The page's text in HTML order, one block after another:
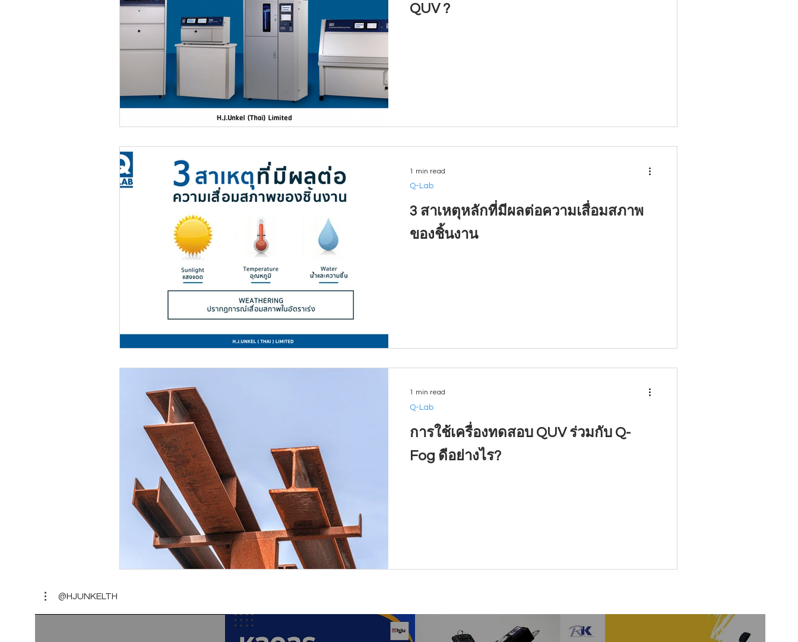
QUV ?
3 สาเหตุหลักที่มีผลต่อความเสื่อมสภาพ
ของชิ้นงาน
Q-Lab
1 min read
การใช้เครื่องทดสอบ QUV ร่วมกับ Q-
Fog ดีอย่างไร?
Q-Lab
1 min read
@HJUNKELTH